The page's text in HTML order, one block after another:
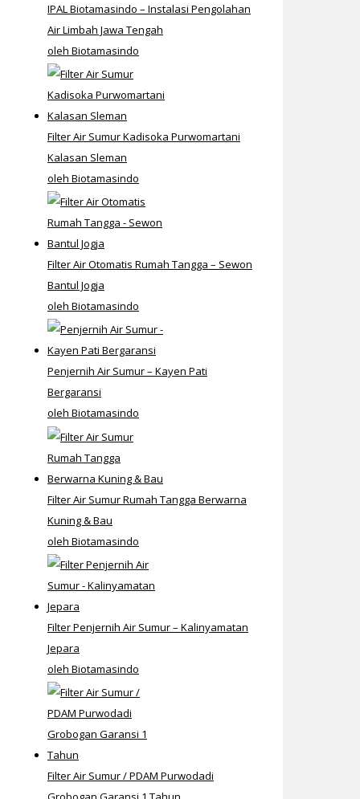
IPAL Biotamasindo – Instalasi Pengolahan
Air Limbah Jawa Tengah
oleh Biotamasindo
Filter Air Sumur Kadisoka Purwomartani
Kalasan Sleman
oleh Biotamasindo
Filter Air Otomatis Rumah Tangga – Sewon
Bantul Jogja
oleh Biotamasindo
Penjernih Air Sumur – Kayen Pati
Bergaransi
oleh Biotamasindo
Filter Air Sumur Rumah Tangga Berwarna
Kuning & Bau
oleh Biotamasindo
Filter Penjernih Air Sumur – Kalinyamatan
Jepara
oleh Biotamasindo
Filter Air Sumur / PDAM Purwodadi